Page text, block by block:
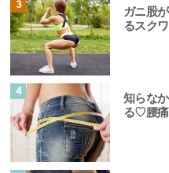
3
ガニ股
るスク
4
知らな
る♡腰痛